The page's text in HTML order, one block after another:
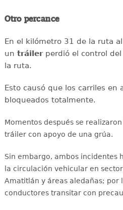
Otro percance
En el kilómetro 31 de la ruta
un tráilerperdió el control
la ruta.
Esto causó que los carriles en
bloqueados totalmente.
Momentos después se
tráiler con apoyo de una grúa.
Sin embargo, ambos incidentes
la circulación vehicular en
Amatitlán y áreas aledañas; por
conductores transitar con